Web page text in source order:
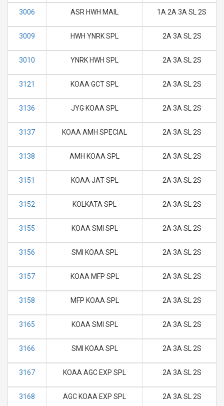
3006 ASR HWH MAIL 1A 2A 3A SL 2S
3009 HWH YNRK SPL 2A 3A SL 2S
3010 YNRK HWH SPL 2A 3A SL 2S
3121 KOAA GCT SPL 2A 3A SL 2S
3136 JYG KOAA SPL 2A 3A SL 2S
3137 KOAA AMH SPECIAL 2A 3A SL 2S
3138 AMH KOAA SPL 2A 3A SL 2S
3151 KOAA JAT SPL 2A 3A SL 2S
3152 KOLKATA SPL 2A 3A SL 2S
3155 KOAA SMI SPL 2A 3A SL 2S
3156 SMI KOAA SPL 2A 3A SL 2S
3157 KOAA MFP SPL 2A 3A SL 2S
3158 MFP KOAA SPL 2A 3A SL 2S
3165 KOAA SMI SPL 2A 3A SL 2S
3166 SMI KOAA SPL 2A 3A SL 2S
3167 KOAA AGC EXP SPL 2A 3A SL 2S
3168 AGC KOAA EXP SPL 2A 3A SL 2S